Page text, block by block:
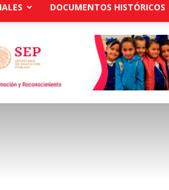
DOCUMENTOS HISTÓRICOS